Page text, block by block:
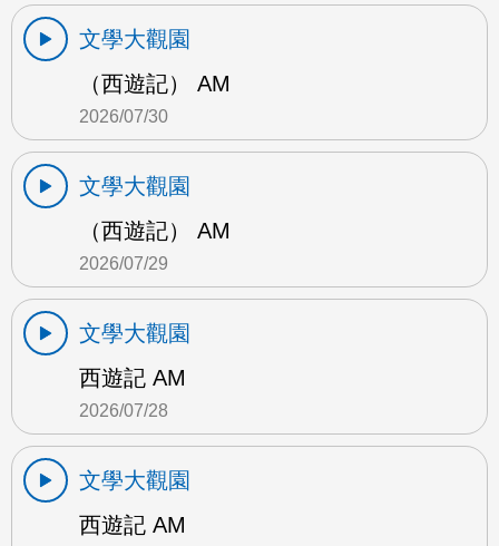
文學大觀園
（西遊記） AM
2026/07/30
文學大觀園
（西遊記） AM
2026/07/29
文學大觀園
西遊記 AM
2026/07/28
文學大觀園
西遊記 AM